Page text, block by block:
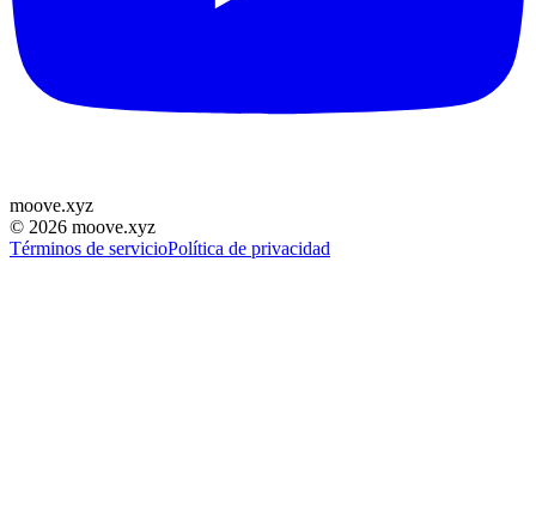
moove.xyz
© 2026 moove.xyz
Términos de servicioPolítica de privacidad